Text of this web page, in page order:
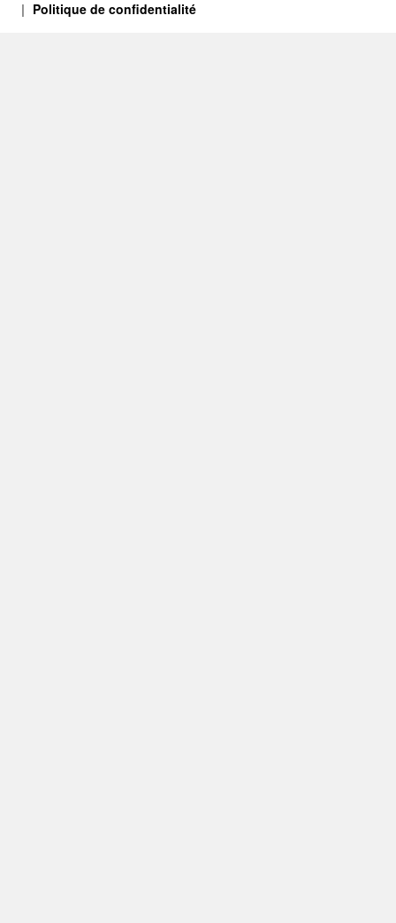
Politique de confidentialité